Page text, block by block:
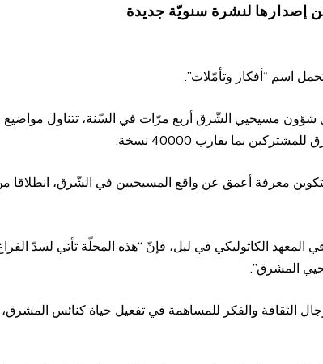
لنشرة سنويّة جديدة
اسم “أفكار وتأمّلات”.
متخصّصة في شؤون مسيحيي الشّرق أربع مرّات في السّنة، تتناول
بما يقارب 40000 نسخة.
معرفة أعمق عن واقع المسيحيين في الشّرق، انطلاقا
الكاثوليكي في ليل، فإنّ “هذه المجلّة تأتي لسدّ
المشرق”.
الثقافة والفكر للمساهمة في تفعيل حياة كنائس المشرق،